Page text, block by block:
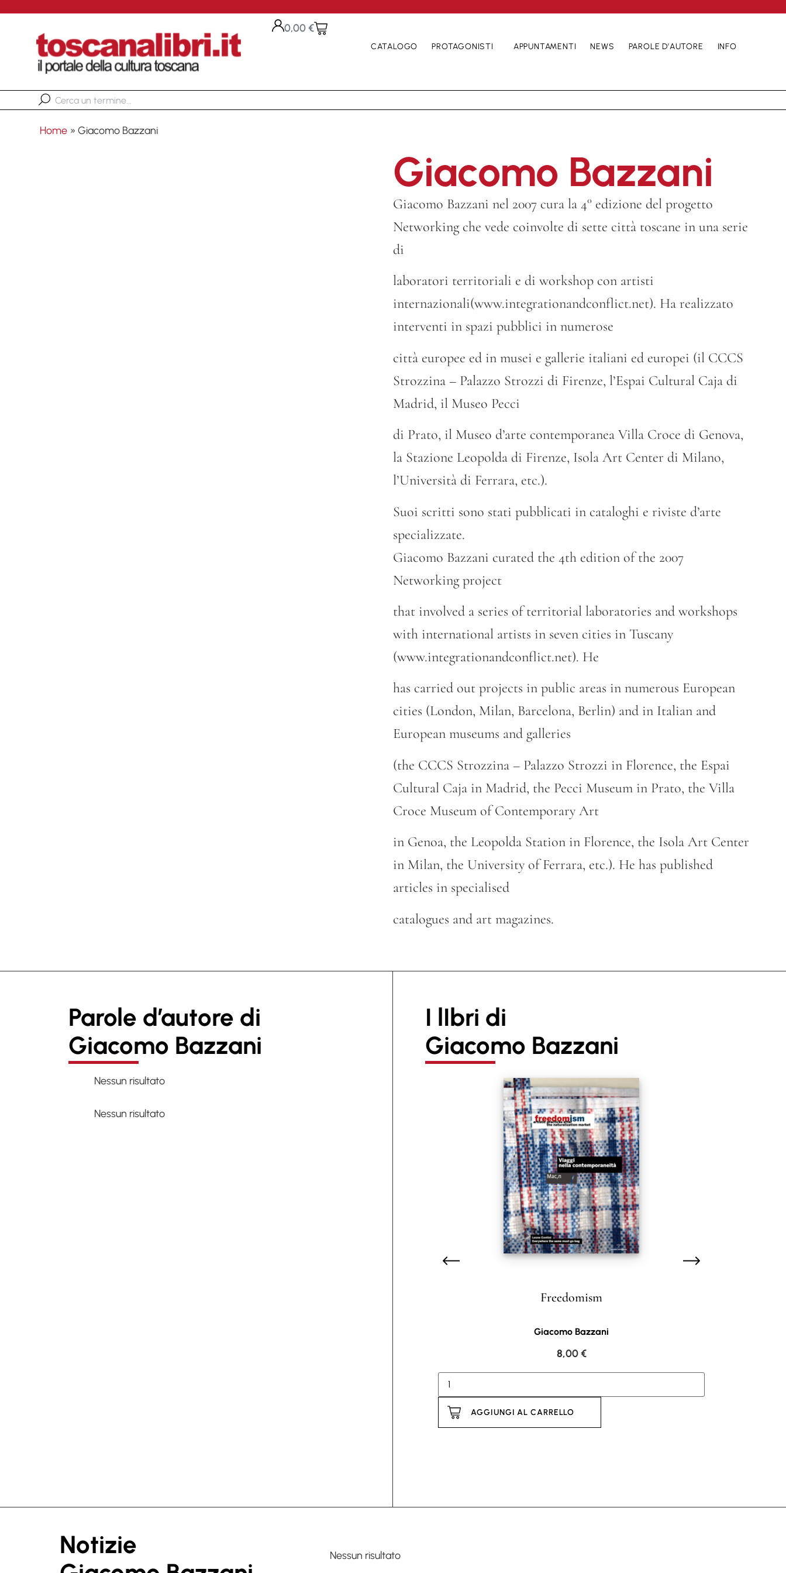
0,00€
CATALOGO PROTAGONISTI APPUNTAMENTI NEWS PAROLE D’AUTORE INFO
Home » Giacomo Bazzani
Giacomo Bazzani
Giacomo Bazzani nel 2007 cura la 4° edizione del progetto
Networking che vede coinvolte di sette città toscane in una serie
di
laboratori territoriali e di workshop con artisti
internazionali(www.integrationandconflict.net). Ha realizzato
interventi in spazi pubblici in numerose
città europee ed in musei e gallerie italiani ed europei (il CCCS
Strozzina – Palazzo Strozzi di Firenze, l’Espai Cultural Caja di
Madrid, il Museo Pecci
di Prato, il Museo d’arte contemporanea Villa Croce di Genova,
la Stazione Leopolda di Firenze, Isola Art Center di Milano,
l’Università di Ferrara, etc.).
Suoi scritti sono stati pubblicati in cataloghi e riviste d’arte
specializzate.
Giacomo Bazzani curated the 4th edition of the 2007
Networking project
that involved a series of territorial laboratories and workshops
with international artists in seven cities in Tuscany
(www.integrationandconflict.net). He
has carried out projects in public areas in numerous European
cities (London, Milan, Barcelona, Berlin) and in Italian and
European museums and galleries
(the CCCS Strozzina – Palazzo Strozzi in Florence, the Espai
Cultural Caja in Madrid, the Pecci Museum in Prato, the Villa
Croce Museum of Contemporary Art
in Genoa, the Leopolda Station in Florence, the Isola Art Center
in Milan, the University of Ferrara, etc.). He has published
articles in specialised
catalogues and art magazines.
Parole d’autore di
Giacomo Bazzani
Nessun risultato
Nessun risultato
I lIbri di
Giacomo Bazzani
Freedomism
Giacomo Bazzani
8,00€
AGGIUNGI AL CARRELLO
Notizie
Nessun risultato